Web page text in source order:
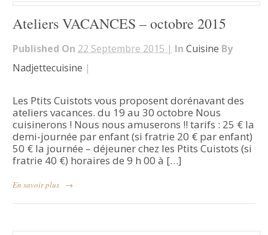
Ateliers VACANCES – octobre 2015
Published On 22 Septembre 2015 | In Cuisine By
Nadjettecuisine |
Les Ptits Cuistots vous proposent dorénavant des
ateliers vacances. du 19 au 30 octobre Nous
cuisinerons ! Nous nous amuserons !! tarifs : 25 € la
demi-journée par enfant (si fratrie 20 € par enfant)
50 € la journée – déjeuner chez les Ptits Cuistots (si
fratrie 40 €) horaires de 9 h 00 à […]
En savoir plus →